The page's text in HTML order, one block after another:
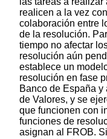
realicen a la vez
colaboración entre
de la resolución.
tiempo no afectar
resolución aún
establece un
resolución en fase
Banco de España
de Valores, y se
que funcionen con
funciones de
asignan al FROB.